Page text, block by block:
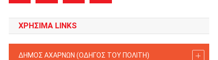
ΧΡΗΣΙΜΑ LINKS
ΔΗΜΟΣ ΑΧΑΡΝΩΝ (ΟΔΗΓΟΣ TOY ΠΟΛΙΤΗ)